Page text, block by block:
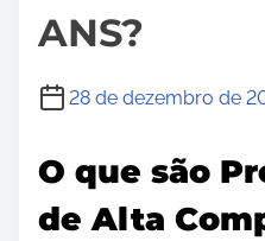
ANS?
28 de dezembro de
O que são
de Alta